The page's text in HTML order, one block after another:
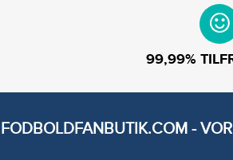
99,99%
FODBOLDFANBUTIK.COM -